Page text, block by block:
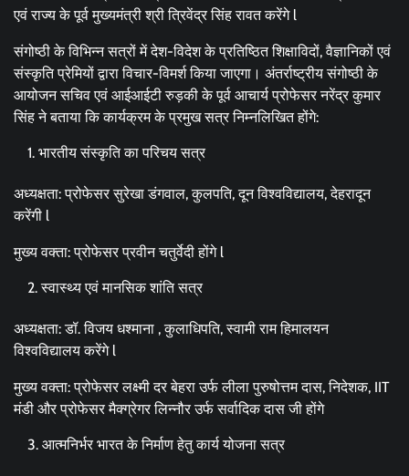
एवं राज्य के पूर्व मुख्यमंत्री श्री त्रिवेंद्र सिंह रावत करेंगे l
संगोष्ठी के विभिन्न सत्रों में देश-विदेश के प्रतिष्ठित शिक्षाविदों, वैज्ञानिकों एवं
संस्कृति प्रेमियों द्वारा विचार-विमर्श किया जाएगा। अंतर्राष्ट्रीय संगोष्ठी के
आयोजन सचिव एवं आईआईटी रुड़की के पूर्व आचार्य प्रोफेसर नरेंद्र कुमार
सिंह ने बताया कि कार्यक्रम के प्रमुख सत्र निम्नलिखित होंगे:
भारतीय संस्कृति का परिचय सत्र
अध्यक्षता: प्रोफेसर सुरेखा डंगवाल, कुलपति, दून विश्वविद्यालय, देहरादून
करेंगी l
मुख्य वक्ता: प्रोफेसर प्रवीन चतुर्वेदी होंगे l
स्वास्थ्य एवं मानसिक शांति सत्र
अध्यक्षता: डॉ. विजय धश्माना , कुलाधिपति, स्वामी राम हिमालयन
विश्वविद्यालय करेंगे l
मुख्य वक्ता: प्रोफेसर लक्ष्मी दर बेहरा उर्फ लीला पुरुषोत्तम दास, निदेशक, IIT
मंडी और प्रोफेसर मैक्ग्रेगर लिन्नौर उर्फ सर्वादिक दास जी होंगे
आत्मनिर्भर भारत के निर्माण हेतु कार्य योजना सत्र